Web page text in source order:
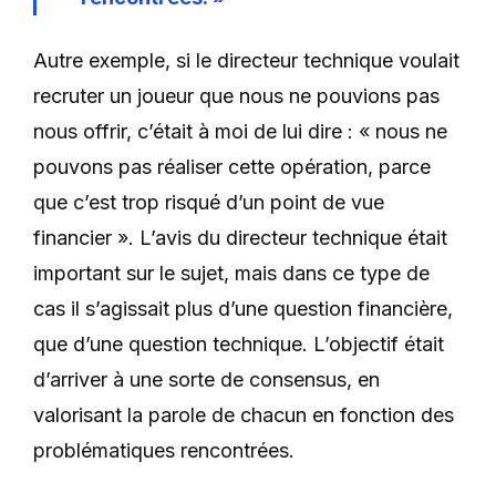
Autre exemple, si le directeur technique voulait
recruter un joueur que nous ne pouvions pas
nous offrir, c’était à moi de lui dire : « nous ne
pouvons pas réaliser cette opération, parce
que c’est trop risqué d’un point de vue
financier ». L’avis du directeur technique était
important sur le sujet, mais dans ce type de
cas il s’agissait plus d’une question financière,
que d’une question technique. L’objectif était
d’arriver à une sorte de consensus, en
valorisant la parole de chacun en fonction des
problématiques rencontrées.